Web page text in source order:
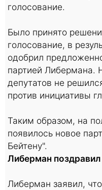
голосование.
Было принято
голосование, в
одобрил
партией Либермана.
депутатов не
против инициативы
Таким образом, на
появилось новое
Бейтену".
Либерман
Либерман заявил,